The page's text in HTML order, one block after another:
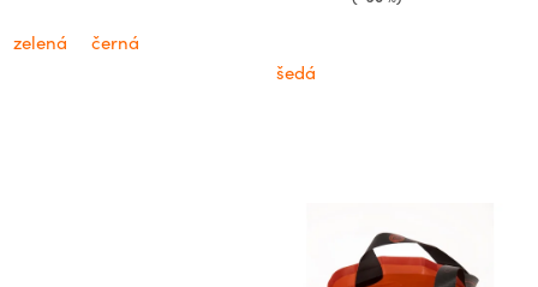
zelená černá
šedá